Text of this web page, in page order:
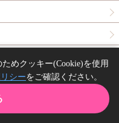
comicomi studio. All right reserved.
めクッキー(Cookie)を使用
シーをご確認ください。